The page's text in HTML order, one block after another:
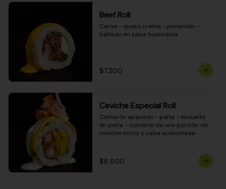
Beef Roll
Carne - queso crema - pimentón -
bañado en salsa huancaína
$7.200
Ceviche Especial Roll
Camarón apanado - palta - envuelto
en palta - cubierto de una porción de
ceviche mixto y salsa acevichada
$8.600